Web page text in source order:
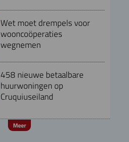
Wet moet drempels voor
wooncoöperaties
wegnemen
458 nieuwe betaalbare
huurwoningen op
Cruquiuseiland
Meer